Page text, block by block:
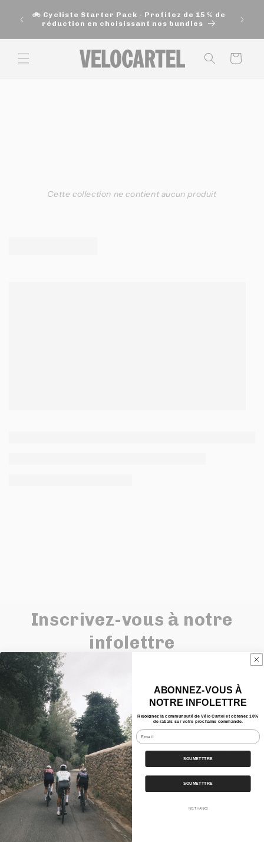
passer
au
🚲 Cycliste Starter Pack - Profitez de 15 % de
réduction en choisissant nos bundles
200$
Panier
Cette collection ne contient aucun produit
Inscrivez-vous à notre
infolettre
Pour être au courant de nos nouveaux articles de
blogue, produits et événements.
En vous inscrivant, obtenez 10% de rabais sur
votre première commande.
E-mail
Liens rapides
Nos Bundles
ABONNEZ-VOUS À
NOTRE INFOLETTRE
Rejoignez la communauté de Vélo Cartel et obtenez 10%
de rabais sur votre prochaine commande.
Email
SOUMETTTRE
SOUMETTTRE
NO, THANKS